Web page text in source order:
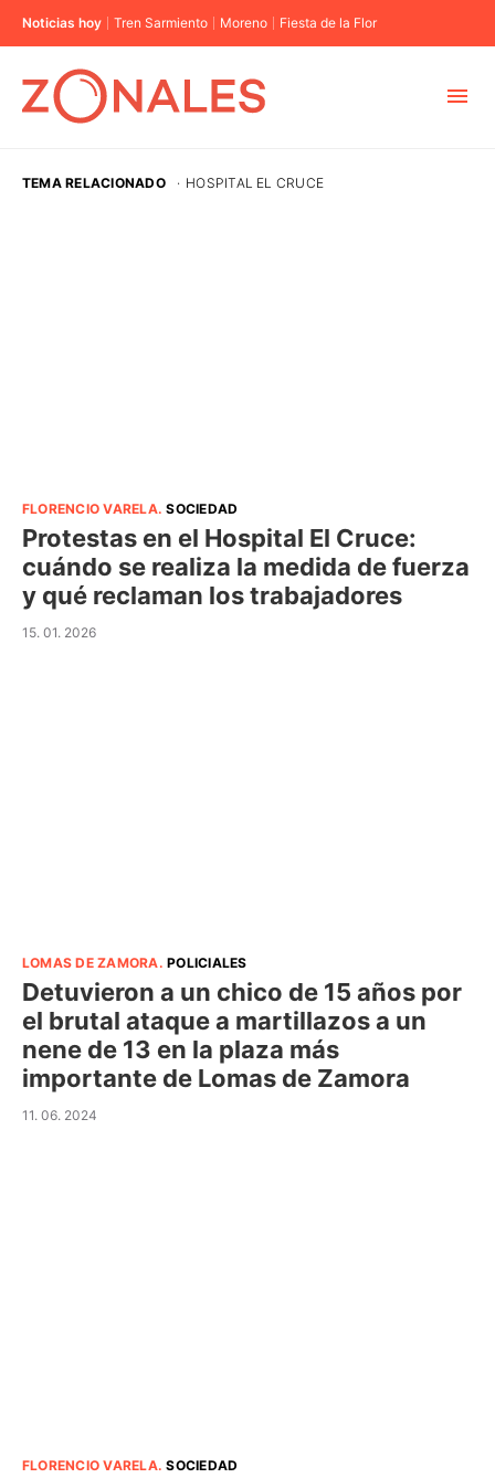
Noticias hoy Tren Sarmiento Moreno Fiesta de la Flor
TEMA RELACIONADO · HOSPITAL EL CRUCE
FLORENCIO VARELA.SOCIEDAD
Protestas en el Hospital El Cruce:
cuándo se realiza la medida de fuerza
y qué reclaman los trabajadores
15. 01. 2026
LOMAS DE ZAMORA.POLICIALES
Detuvieron a un chico de 15 años por
el brutal ataque a martillazos a un
nene de 13 en la plaza más
importante de Lomas de Zamora
11. 06. 2024
FLORENCIO VARELA.SOCIEDAD